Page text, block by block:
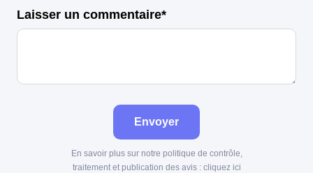
Laisser un commentaire*
Envoyer
En savoir plus sur notre politique de contrôle,
traitement et publication des avis : cliquez ici